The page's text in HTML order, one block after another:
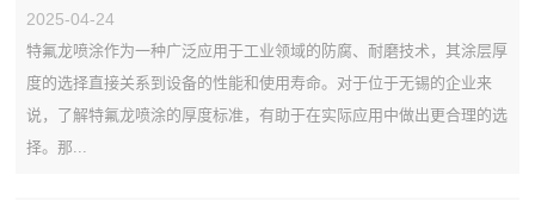
2025-04-24
特氟龙喷涂作为一种广泛应用于工业领域的防腐、耐磨技术，其涂层厚
度的选择直接关系到设备的性能和使用寿命。对于位于无锡的企业来
说，了解特氟龙喷涂的厚度标准，有助于在实际应用中做出更合理的选
择。那...